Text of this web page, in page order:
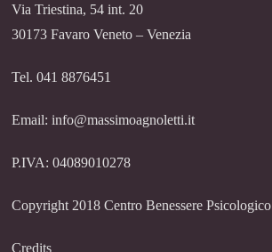
Via Triestina, 54 int. 20
30173 Favaro Veneto – Venezia
Tel. 041 8876451
Email: info@massimoagnoletti.it
P.IVA: 04089010278
Copyright 2018 Centro Benessere Psicologico
Credits